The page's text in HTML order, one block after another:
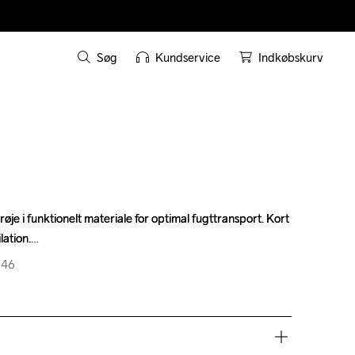
Søg Kundservice Indkøbskurv
i funktionelt materiale for optimal fugttransport. Kort
i funktionelt materiale for optimal fugttransport. Kort